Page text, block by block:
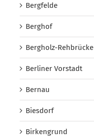
Bergfelde
Berghof
Bergholz-Rehbrücke
Berliner Vorstadt
Bernau
Biesdorf
Birkengrund